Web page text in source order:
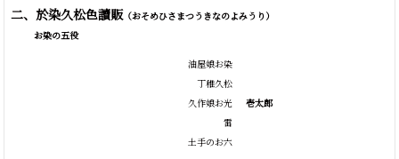
二、於染久松色讀販（おそめひさまつうきなのよみうり）
お染の五役
油屋娘お染
丁稚久松
久作娘お光
雷
土手のお六
壱太郎